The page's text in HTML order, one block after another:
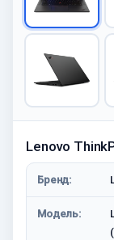
Lenovo
Бренд:
Модель: